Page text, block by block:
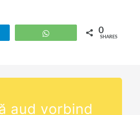
WhatsApp 0
SHARES